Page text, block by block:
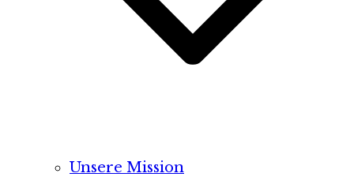
Unsere Mission